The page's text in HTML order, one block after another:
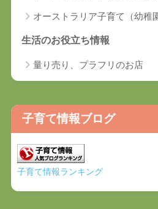
オーストラリア子育て（幼稚
生活のお役立ち情報
量り売り、プラフリのお店
子育て情報ブログ
子育て情報ランキング